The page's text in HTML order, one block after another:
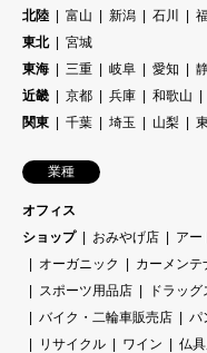
北陸
富山 新潟 石川
東北
宮城
東海
三重 岐阜 愛知
近畿
京都 兵庫 和歌山
関東
千葉 埼玉 山梨
業種
オフィス
ショップ
おみやげ店 アー
オーガニック
カーメンテ
スポーツ用品店
ドラッグ
バイク・二輪車販売店
パ
リサイクル
ワイン 仏